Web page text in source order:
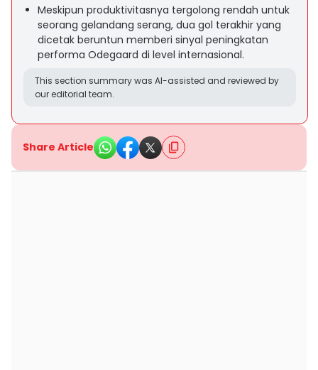
Meskipun produktivitasnya tergolong rendah untuk
seorang gelandang serang, dua gol terakhir yang
dicetak beruntun memberi sinyal peningkatan
performa Odegaard di level internasional.
This section summary was AI-assisted and reviewed by
our editorial team.
Share Article